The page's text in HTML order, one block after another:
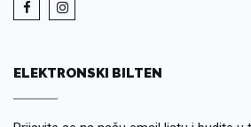
ELEKTRONSKI BILTEN